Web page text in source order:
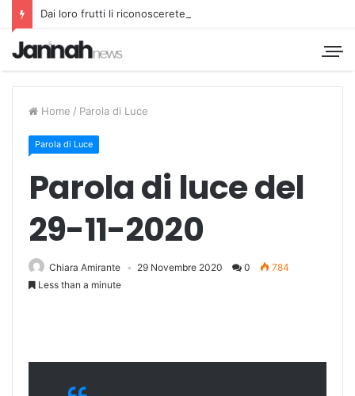
Dai loro frutti li riconoscerete
Home / Parola di Luce
Parola di Luce
Parola di luce del
29-11-2020
Chiara Amirante 29 Novembre 2020 0
784
Less than a minute